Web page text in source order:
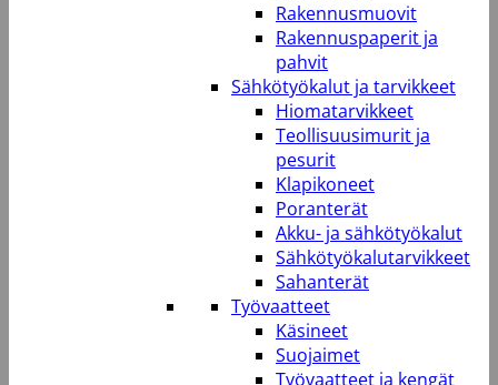
Rakennusmuovit
Rakennuspaperit ja
pahvit
Sähkötyökalut ja tarvikkeet
Hiomatarvikkeet
Teollisuusimurit ja
pesurit
Klapikoneet
Poranterät
Akku- ja sähkötyökalut
Sähkötyökalutarvikkeet
Sahanterät
Työvaatteet
Käsineet
Suojaimet
Työvaatteet ja kengät